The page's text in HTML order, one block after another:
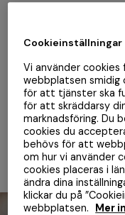
lansering i både
tillväxtstrategin
lämnar Klarna för
så behöver vi en
flexibilitet som
marknader” säger
Teknikdelar.
Cookieinställningar
Vi använder
webbplatsen smidig
för att tjänster ska
för att skräddarsy
marknadsföring. Du
cookies du
behövs för att
om hur vi använder
cookies placeras i
ändra dina
klickar du på
webbplatsen.
Mer